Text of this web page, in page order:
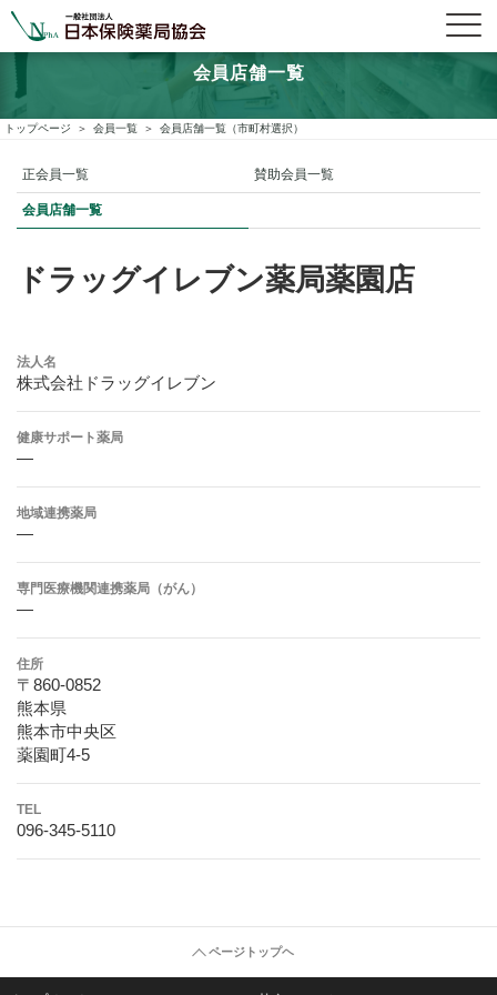
会員店舗一覧
トップページ 会員一覧 会員店舗一覧（市町村選択）
正会員一覧 賛助会員一覧
会員店舗一覧
ドラッグイレブン薬局薬園店
法人名
株式会社ドラッグイレブン
健康サポート薬局
―
地域連携薬局
―
専門医療機関連携薬局（がん）
―
住所
〒860-0852
熊本県
熊本市中央区
薬園町4-5
TEL
096-345-5110
ページトップヘ